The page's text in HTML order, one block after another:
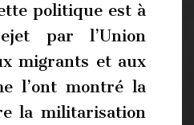
politique est à
par l’Union
migrants et aux
l’ont montré la
la militarisation